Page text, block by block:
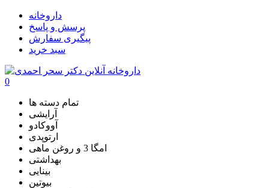
داروخانه
پرسش و پاسخ
پیگیری سفارش
سبد خرید
0
تمام دسته ها
آرایشی
آووکادو
ارتوپدی
امگا 3 و روغن ماهی
بهداشتی
بینایی
بیوتین